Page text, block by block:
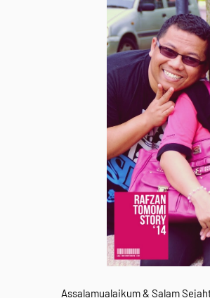
Assalamualaikum & Salam